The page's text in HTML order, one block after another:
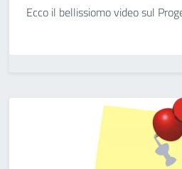
Ecco il bellissiomo video sul